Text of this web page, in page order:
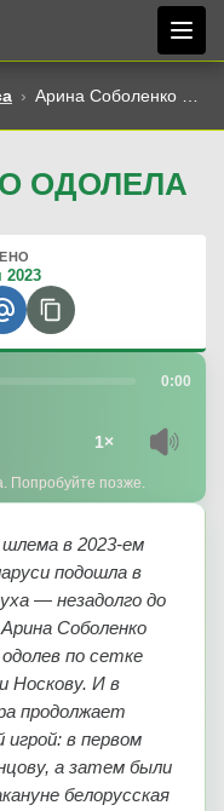
Арина Соболенко одолела Белинду Бенчич
ОДОЛЕЛА
2023
0:00
1×
Попробуйте позже.
в 2023-ем
подошла в
— незадолго до
Соболенко
по сетке
Носкову. И в
продолжает
игрой: в первом
а затем были
белорусская